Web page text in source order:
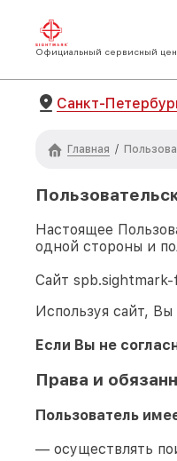
Официальный сервисный
Санкт-
Главная /
Настоящее
одной стороны и
Сайт
Используя сайт,
Если Вы не
Права и
Пользователь
— осуществлять